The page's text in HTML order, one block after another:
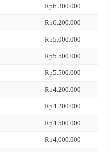
Rp6.300.000
Rp6.200.000
Rp5.000.000
Rp5.500.000
Rp5.500.000
Rp4.200.000
Rp4.200.000
Rp4.500.000
Rp4.000.000